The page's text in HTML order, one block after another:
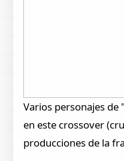
Varios personajes de
en este crossover
producciones de la